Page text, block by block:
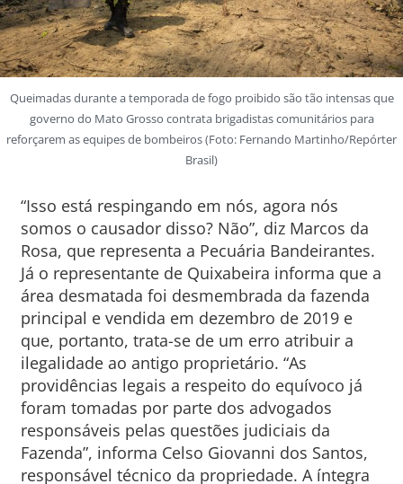
Queimadas durante a temporada de fogo proibido são tão intensas que
governo do Mato Grosso contrata brigadistas comunitários para
reforçarem as equipes de bombeiros (Foto: Fernando Martinho/Repórter
Brasil)
“Isso está respingando em nós, agora nós
somos o causador disso? Não”, diz Marcos da
Rosa, que representa a Pecuária Bandeirantes.
Já o representante de Quixabeira informa que a
área desmatada foi desmembrada da fazenda
principal e vendida em dezembro de 2019 e
que, portanto, trata-se de um erro atribuir a
ilegalidade ao antigo proprietário. “As
providências legais a respeito do equívoco já
foram tomadas por parte dos advogados
responsáveis pelas questões judiciais da
Fazenda”, informa Celso Giovanni dos Santos,
responsável técnico da propriedade. A íntegra